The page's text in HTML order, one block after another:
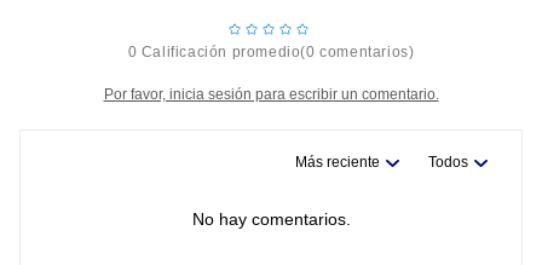
☆☆☆☆
☆
0 Calificación promedio(0 comentarios)
Por favor, inicia sesión para escribir un comentario.
Más reciente Todos
No hay comentarios.